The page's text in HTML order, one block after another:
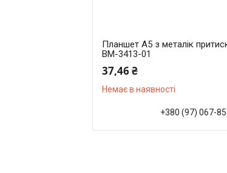
Планшет A5 з металік
BM-3413-01
37,46 ₴
Немає в наявності
+380 (97) 067-